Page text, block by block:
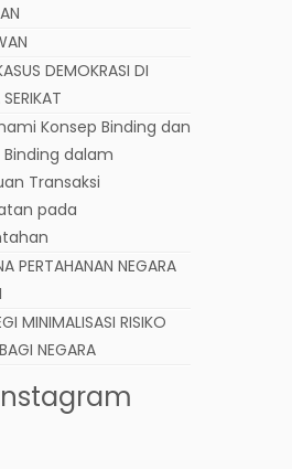
DEMOKRASI DI
Konsep Binding dan
dalam
Transaksi
pada
PERTAHANAN NEGARA
MINIMALISASI RISIKO
NEGARA